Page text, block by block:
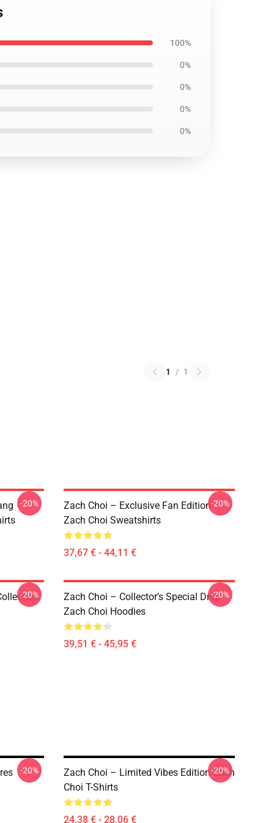
100%
0%
0%
0%
0%
1 / 1
-20%
Zach Choi – Exclusive Fan Edition
Zach Choi Sweatshirts
37,67 € - 44,11 €
-20%
-20%
Zach Choi – Collector’s Special Drop
Zach Choi Hoodies
39,51 € - 45,95 €
-20%
-20%
Zach Choi – Limited Vibes Edition Zach
Choi T-Shirts
24,38 € - 28,06 €
-20%